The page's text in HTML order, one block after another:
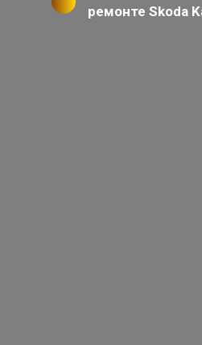
ремонте Skoda